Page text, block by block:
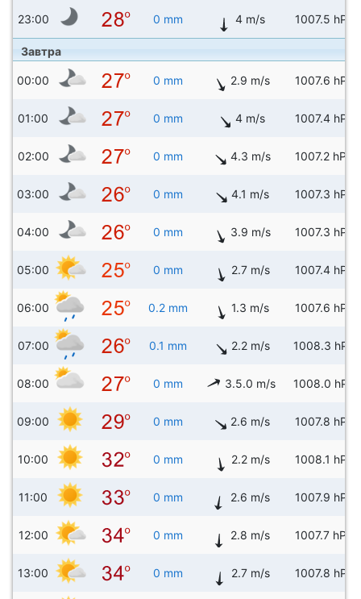
23:00 0 mm 4 m/s 1007.5 hPa
Завтра
00:00 0 mm 2.9 m/s 1007.6 hPa
01:00 0 mm 4 m/s 1007.4 hPa
02:00 0 mm 4.3 m/s 1007.2 hPa
03:00 0 mm 4.1 m/s 1007.3 hPa
04:00 0 mm 3.9 m/s 1007.3 hPa
05:00 0 mm 2.7 m/s 1007.4 hPa
06:00 0.2 mm 1.3 m/s 1007.6 hPa
07:00 0.1 mm 2.2 m/s 1008.3 hPa
08:00 0 mm 3.5.0 m/s 1008.0 hPa
09:00 0 mm 2.6 m/s 1007.8 hPa
10:00 0 mm 2.2 m/s 1008.1 hPa
11:00 0 mm 2.6 m/s 1007.9 hPa
12:00 0 mm 2.8 m/s 1007.7 hPa
13:00 0 mm 2.7 m/s 1007.8 hPa